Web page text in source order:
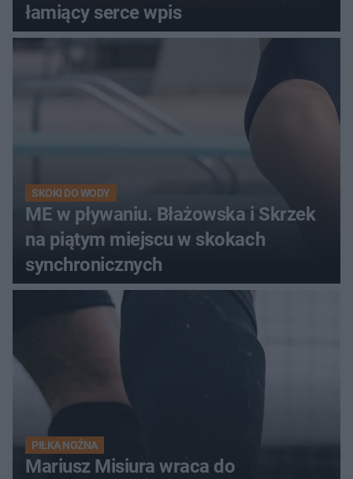
łamiący serce wpis
SKOKI DO WODY
ME w pływaniu. Błażowska i Skrzek
na piątym miejscu w skokach
synchronicznych
PIŁKA NOŻNA
Mariusz Misiura wraca do